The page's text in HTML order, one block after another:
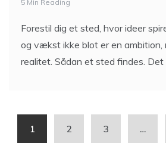
5 Min Reading
Forestil dig et sted, hvor ideer
og vækst ikke blot er en ambition,
realitet. Sådan et sted findes. Det
1 2 3 …